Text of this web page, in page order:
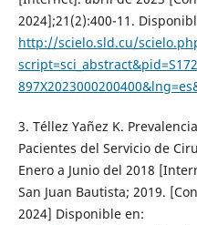
2024];21(2):400-11.
http://scielo.sld.cu/
3. Téllez Yañez K.
Pacientes del Servicio de
Enero a Junio del 2018
San Juan Bautista; 2019.
2024] Disponible en: